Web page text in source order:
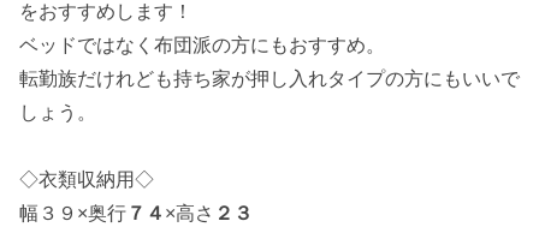
をおすすめします！
ベッドではなく布団派の方にもおすすめ。
転勤族だけれども持ち家が押し入れタイプの方にもいいで
しょう。
◇衣類収納用◇
幅３９×奥行 ７４ ×高さ ２３